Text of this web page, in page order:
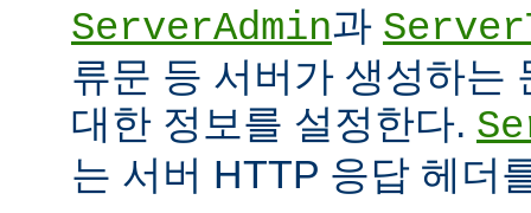
ServerAdmin과
류문 등 서버가 생성하는
대한 정보를 설정한다.
는 서버 HTTP 응답 헤더